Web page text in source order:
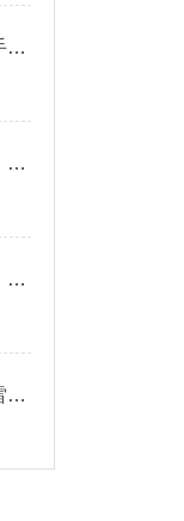
校园气象站的云平台优势：支持手机、PC浏览器直接观测、无需额外安装软件
云境天合校园气象观测站的作用：辅助校园管理，服务于气象科普教育
云境天合校园气象观测站是什么：专为校园环境设计的气象监测系统
学校气象观测站的优点：具备防雷、抗干扰、耐腐蚀特性，可长期运行